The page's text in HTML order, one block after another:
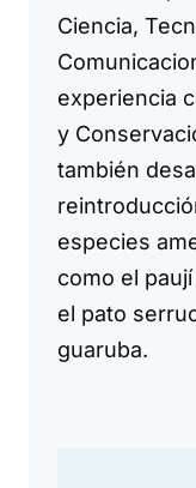
Ciencia,
experiencia
y
también
especies
como el
el pato
guaruba.